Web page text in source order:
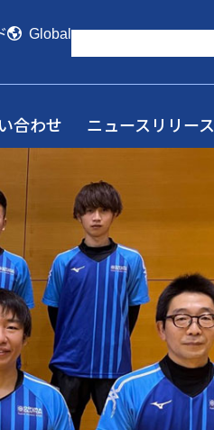
Global
合わせ ニュースリリース